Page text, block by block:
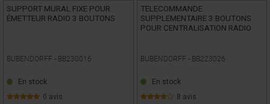
SUPPORT MURAL FIXE POUR
ÉMETTEUR RADIO 3 BOUTONS
BUBENDORFF - BB230016
En stock
0 avis
TELECOMMANDE
SUPPLEMENTAIRE 3 BOUTONS
POUR CENTRALISATION RADIO
BUBENDORFF - BB223026
En stock
8 avis